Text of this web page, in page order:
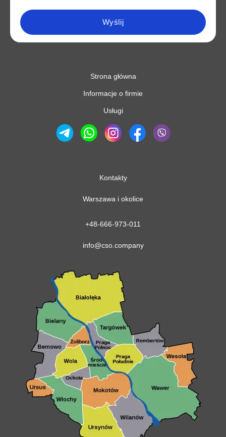
Wyślij
Strona główna
Informacje o firmie
Usługi
Kontakty
Warszawa i okolice
+48-666-973-011
info@cso.company